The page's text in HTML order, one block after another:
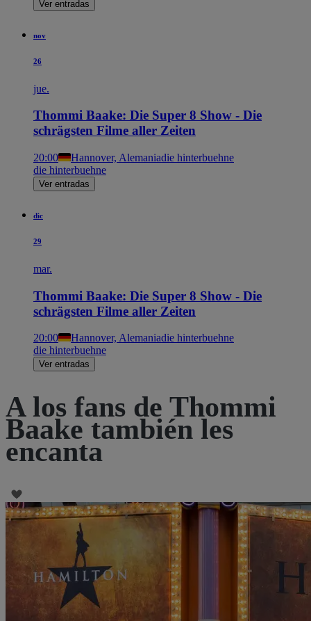
Ver entradas
nov
26
jue.
Thommi Baake: Die Super 8 Show - Die
schrägsten Filme aller Zeiten
20:00 Hannover, Alemaniadie hinterbuehne
die hinterbuehne
Ver entradas
dic
29
mar.
Thommi Baake: Die Super 8 Show - Die
schrägsten Filme aller Zeiten
20:00 Hannover, Alemaniadie hinterbuehne
die hinterbuehne
Ver entradas
A los fans de Thommi
Baake también les
encanta